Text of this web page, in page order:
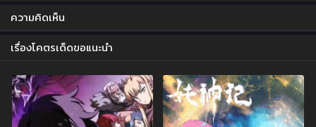
ตอนที่ 43
มกราคม 27, 2024 มกราคม 21, 2024
ตอนที่ 41
มกราคม 21, 2024
ตอนที่ 40
มกราคม 6, 2024
ตอนที่ 39
ธันวาคม 23, 2023
ตอนที่ 38
ธันวาคม 16, 2023
ความคิดเห็น
เรื่องโคตรเด็ดขอแนะนำ